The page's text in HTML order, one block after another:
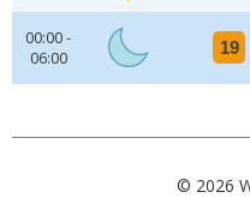
00:00 -
06:00
19
© 2026